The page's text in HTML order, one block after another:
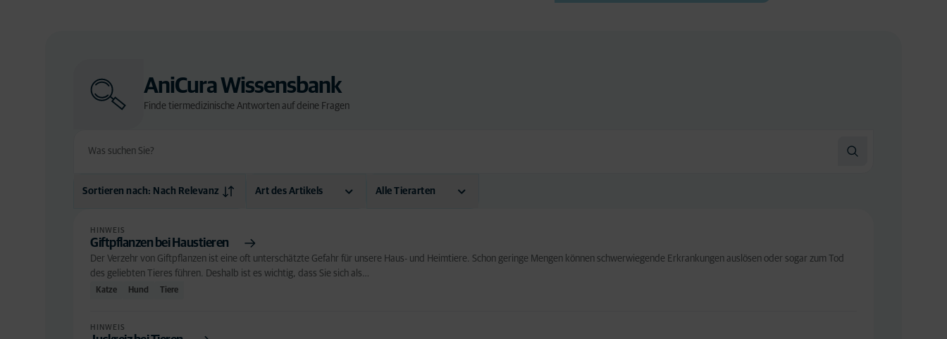
AniCura Wissensbank
Finde tiermedizinische Antworten auf deine Fragen
Sortieren nach: Nach Relevanz
Alphabetisch
Art des Artikels Alle Tierarten
HINWEIS
Giftpflanzen bei Haustieren
Der Verzehr von Giftpflanzen ist eine oft unterschätzte Gefahr für unsere Haus- und Heimtiere. Schon geringe Mengen können schwerwiegende Erkrankungen auslösen oder sogar zum Tod
des geliebten Tieres führen. Deshalb ist es wichtig, dass Sie sich als…
Katze Hund Tiere
HINWEIS